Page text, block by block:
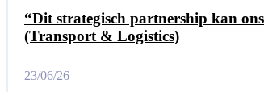
“Dit strategisch partnership kan
(Transport & Logistics)
23/06/26